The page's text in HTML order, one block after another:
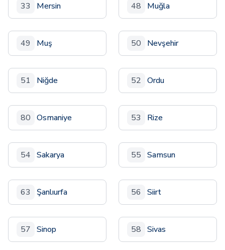
33 Mersin 48 Muğla
49 Muş 50 Nevşehir
51 Niğde 52 Ordu
80 Osmaniye 53 Rize
54 Sakarya 55 Samsun
63 Şanlıurfa 56 Siirt
57 Sinop 58 Sivas